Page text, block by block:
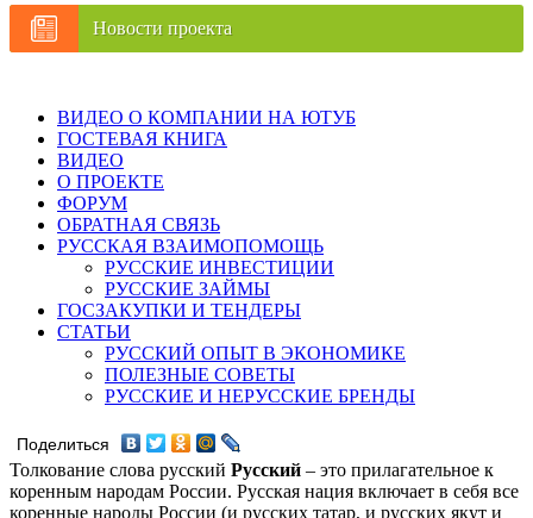
Новости проекта
ВИДЕО О КОМПАНИИ НА ЮТУБ
ГОСТЕВАЯ КНИГА
ВИДЕО
О ПРОЕКТЕ
ФОРУМ
ОБРАТНАЯ СВЯЗЬ
РУССКАЯ ВЗАИМОПОМОЩЬ
РУССКИЕ ИНВЕСТИЦИИ
РУССКИЕ ЗАЙМЫ
ГОСЗАКУПКИ И ТЕНДЕРЫ
СТАТЬИ
РУССКИЙ ОПЫТ В ЭКОНОМИКЕ
ПОЛЕЗНЫЕ СОВЕТЫ
РУССКИЕ И НЕРУССКИЕ БРЕНДЫ
Поделиться
Толкование слова русский Русский – это прилагательное к
коренным народам России. Русская нация включает в себя все
коренные народы России (и русских татар, и русских якут и